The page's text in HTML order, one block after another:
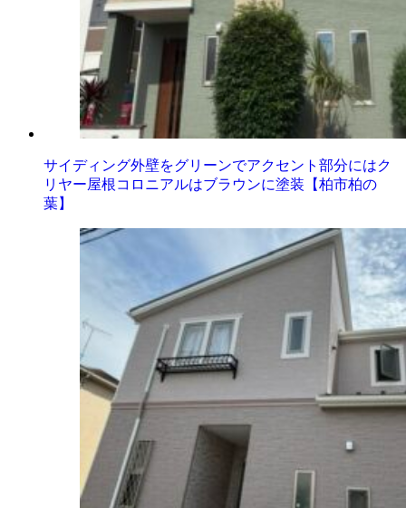
サイディング外壁をグリーンでアクセント部分にはク
リヤー屋根コロニアルはブラウンに塗装【柏市柏の
葉】